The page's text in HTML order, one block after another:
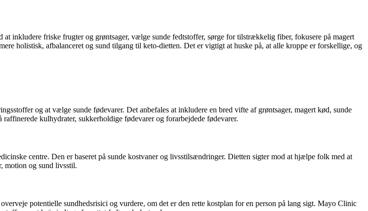
inkludere friske frugter og grøntsager, vælge sunde fedtstoffer, sørge for tilstrækkelig fiber, fokusere på magert
holistisk, afbalanceret og sund tilgang til keto-dietten. Det er vigtigt at huske på, at alle kroppe er forskellige, og
og at vælge sunde fødevarer. Det anbefales at inkludere en bred vifte af grøntsager, magert kød, sunde
kulhydrater, sukkerholdige fødevarer og forarbejdede fødevarer.
centre. Den er baseret på sunde kostvaner og livsstilsændringer. Dietten sigter mod at hjælpe folk med at
motion og sund livsstil.
potentielle sundhedsrisici og vurdere, om det er den rette kostplan for en person på lang sigt. Mayo Clinic